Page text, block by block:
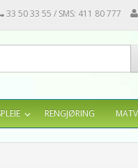
33 50 33 55 / SMS: 411 80 777
RENGJØRING